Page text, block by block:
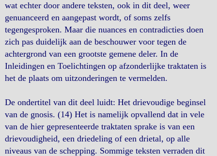
wat echter door andere teksten, ook in dit deel, weer
genuanceerd en aangepast wordt, of soms zelfs
tegengesproken. Maar die nuances en contradicties doen
zich pas duidelijk aan de beschouwer voor tegen de
achtergrond van een grootste gemene deler. In de
Inleidingen en Toelichtingen op afzonderlijke traktaten is
het de plaats om uitzonderingen te vermelden.
De ondertitel van dit deel luidt: Het drievoudige beginsel
van de gnosis. (14) Het is namelijk opvallend dat in vele
van de hier gepresenteerde traktaten sprake is van een
drievoudigheid, een driedeling of een drietal, op alle
niveaus van de schepping. Sommige teksten verraden dit